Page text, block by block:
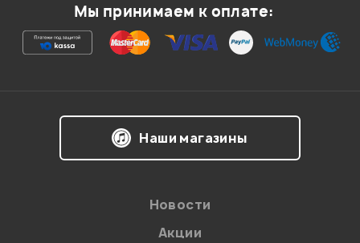
Мы принимаем к оплате:
Наши магазины
Новости
Акции